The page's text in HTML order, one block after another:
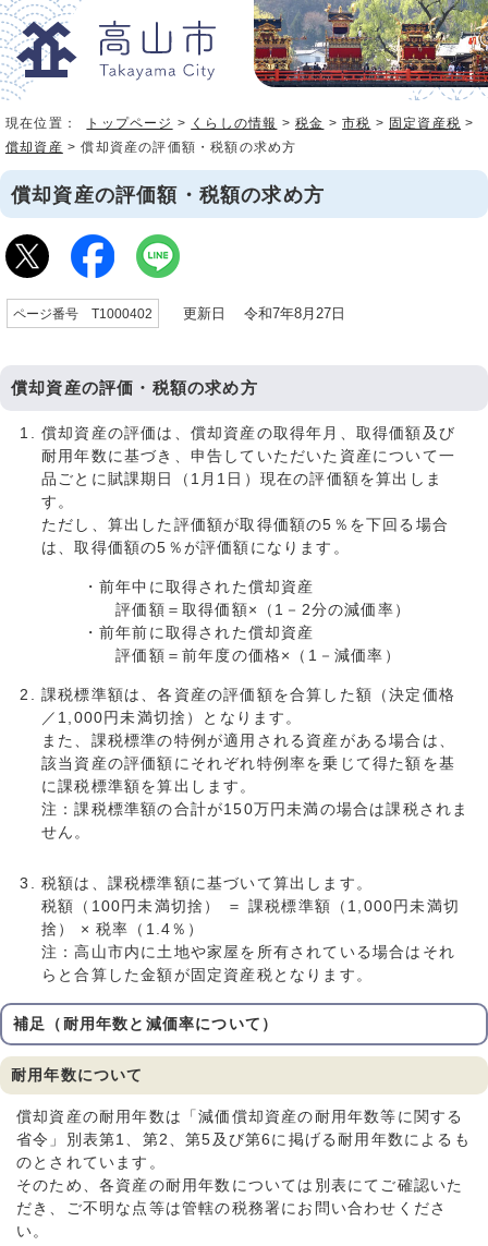
現在位置： トップページ > くらしの情報 >税金 >市税 > 固定資産税 >
償却資産 > 償却資産の評価額・税額の求め方
償却資産の評価額・税額の求め方
ページ番号 T1000402 更新日 令和7年8月27日
償却資産の評価・税額の求め方
償却資産の評価は、償却資産の取得年月、取得価額及び
耐用年数に基づき、申告していただいた資産について一
品ごとに賦課期日（1月1日）現在の評価額を算出しま
す。
ただし、算出した評価額が取得価額の5％を下回る場合
は、取得価額の5％が評価額になります。
・前年中に取得された償却資産
評価額＝取得価額×（1－2分の減価率）
・前年前に取得された償却資産
評価額＝前年度の価格×（1－減価率）
課税標準額は、各資産の評価額を合算した額（決定価格
／1,000円未満切捨）となります。
また、課税標準の特例が適用される資産がある場合は、
該当資産の評価額にそれぞれ特例率を乗じて得た額を基
に課税標準額を算出します。
注：課税標準額の合計が150万円未満の場合は課税されま
せん。
税額は、課税標準額に基づいて算出します。
税額（100円未満切捨） ＝ 課税標準額（1,000円未満切
捨） × 税率（1.4％）
注：高山市内に土地や家屋を所有されている場合はそれ
らと合算した金額が固定資産税となります。
補足（耐用年数と減価率について）
耐用年数について
償却資産の耐用年数は「減価償却資産の耐用年数等に関する
省令」別表第1、第2、第5及び第6に掲げる耐用年数によるも
のとされています。
そのため、各資産の耐用年数については別表にてご確認いた
だき、ご不明な点等は管轄の税務署にお問い合わせくださ
い。